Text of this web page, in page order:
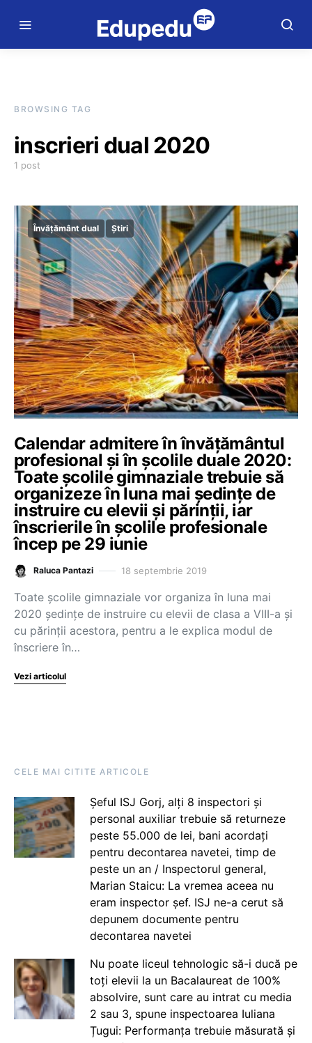
BROWSING TAG
inscrieri dual 2020
1 post
Învățământ dual Știri
Calendar admitere în învățământul
profesional și în școlile duale 2020:
Toate școlile gimnaziale trebuie să
organizeze în luna mai ședințe de
instruire cu elevii și părinții, iar
înscrierile în școlile profesionale
încep pe 29 iunie
Raluca Pantazi 18 septembrie 2019
Toate școlile gimnaziale vor organiza în luna mai
2020 ședințe de instruire cu elevii de clasa a VIII-a și
cu părinții acestora, pentru a le explica modul de
înscriere în…
Vezi articolul
CELE MAI CITITE ARTICOLE
Șeful ISJ Gorj, alți 8 inspectori și
personal auxiliar trebuie să returneze
peste 55.000 de lei, bani acordați
pentru decontarea navetei, timp de
peste un an / Inspectorul general,
Marian Staicu: La vremea aceea nu
eram inspector șef. ISJ ne-a cerut să
depunem documente pentru
decontarea navetei
Nu poate liceul tehnologic să-i ducă pe
toți elevii la un Bacalaureat de 100%
absolvire, sunt care au intrat cu media
2 sau 3, spune inspectoarea Iuliana
Țugui: Performanța trebuie măsurată și